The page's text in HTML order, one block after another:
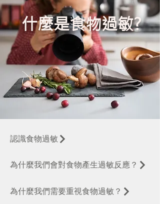
什麼是食物過敏?
認識食物過敏
為什麼我們會對食物產生過敏反應？
為什麼我們需要重視食物過敏？